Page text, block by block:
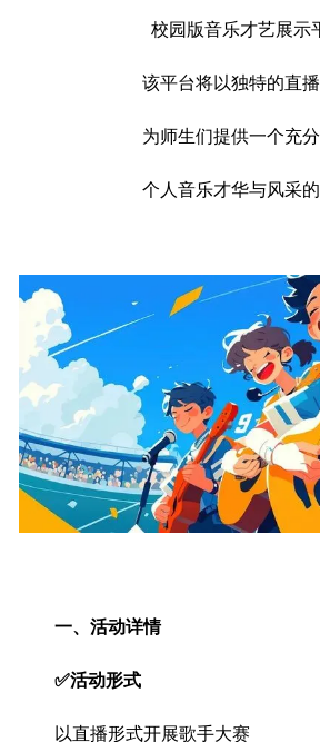
校园版音乐才艺展示
该平台将以独特的直
为师生们提供一个充
个人音乐才华与风采
一、活动详情
✅活动形式
以直播形式开展歌手大赛